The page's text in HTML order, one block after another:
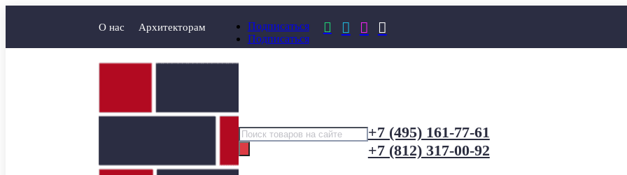
О нас Архитекторам
Подписаться
Подписаться
   
Поиск
товаров
+7 (495) 161-77-61
+7 (812) 317-00-92